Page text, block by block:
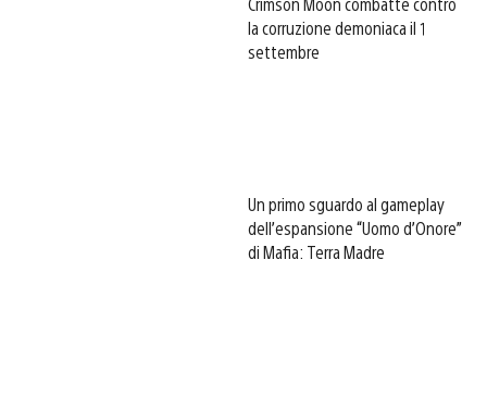
la corruzione demoniaca il 1
settembre
Un primo sguardo al gameplay
dell’espansione “Uomo d’Onore”
di Mafia: Terra Madre